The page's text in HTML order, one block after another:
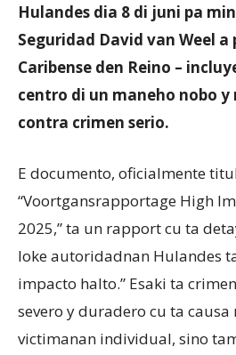
Hulandes dia 8 di juni pa
Seguridad David van Weel a
Caribense den Reino –
centro di un maneho nobo
contra crimen serio.
E documento, oficialmente
“Voortgansrapportage High
2025,” ta un rapport cu ta
loke autoridadnan Hulandes
impacto halto.” Esaki ta
severo y duradero cu ta causa
victimanan individual, sino